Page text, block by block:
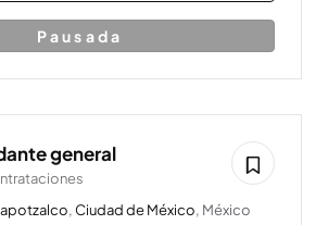
Pausada
general
, Ciudad de México, México